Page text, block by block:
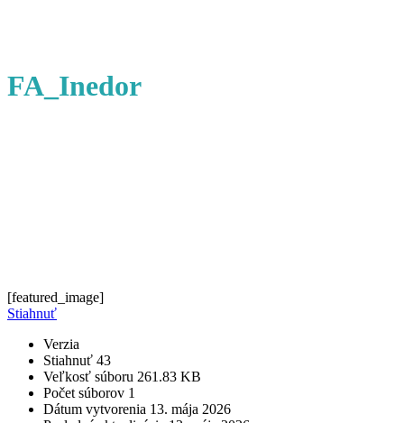
FA_Inedor
[featured_image]
Stiahnuť
Verzia
Stiahnuť 43
Veľkosť súboru 261.83 KB
Počet súborov 1
Dátum vytvorenia 13. mája 2026